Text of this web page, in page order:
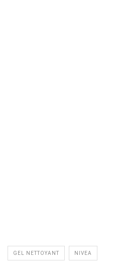
GEL NETTOYANT NIVEA